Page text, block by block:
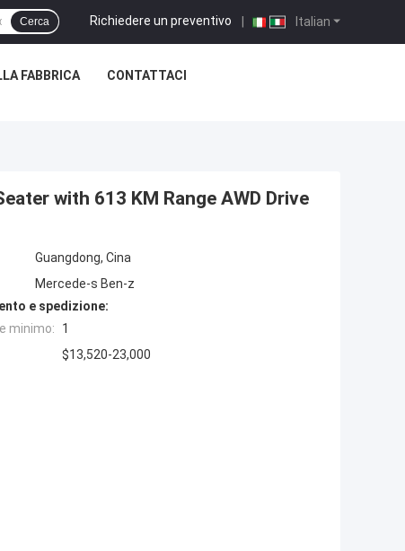
Italian
Richiedere un preventivo |
Cerca
FABBRICA CONTATTACI
with 613 KM Range AWD Drive
Guangdong, Cina
Mercede-s Ben-z
e spedizione:
minimo:
1
$13,520-23,000